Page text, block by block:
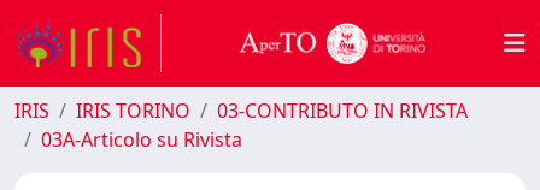
IRIS IRIS TORINO
03-CONTRIBUTO IN RIVISTA
03A-Articolo su Rivista